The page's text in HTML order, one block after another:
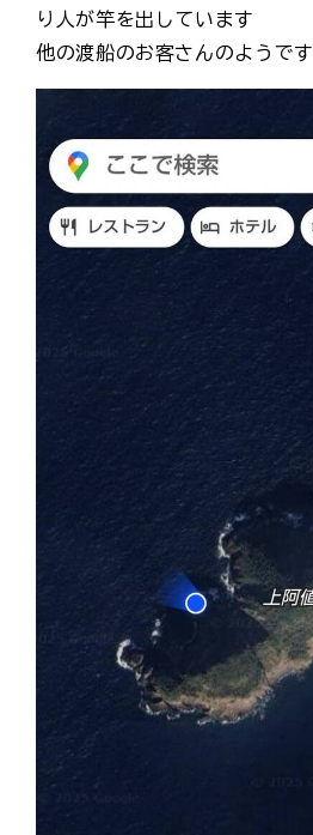
り人が竿を出しています
他の渡船のお客さんのようです